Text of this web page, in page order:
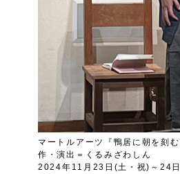
マートルアーツ『鴨居に朝を刻む
作・演出＝くるみざわしん
2024年11月23日(土・祝)～24